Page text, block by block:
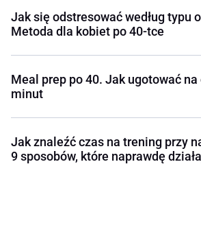
Jak się odstresować według typu
Metoda dla kobiet po 40-tce
Meal prep po 40. Jak ugotować na
minut
Jak znaleźć czas na trening przy
9 sposobów, które naprawdę